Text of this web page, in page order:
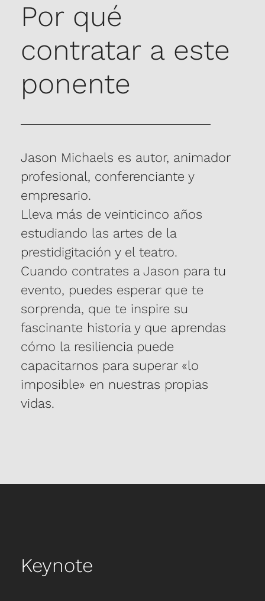
Por qué
contratar a este
ponente
Jason Michaels es autor, animador
profesional, conferenciante y
empresario.
Lleva más de veinticinco años
estudiando las artes de la
prestidigitación y el teatro.
Cuando contrates a Jason para tu
evento, puedes esperar que te
sorprenda, que te inspire su
fascinante historia y que aprendas
cómo la resiliencia puede
capacitarnos para superar «lo
imposible» en nuestras propias
vidas.
Keynote